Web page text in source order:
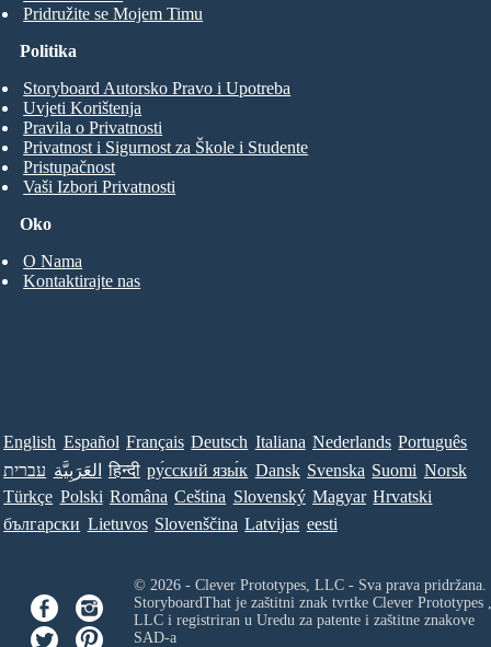
Pridružite se Mojem Timu
Oko
O Nama
Kontaktirajte nas
Politika
Storyboard Autorsko Pravo i Upotreba
Uvjeti Korištenja
Pravila o Privatnosti
Privatnost i Sigurnost za Škole i Studente
Pristupačnost
Vaši Izbori Privatnosti
English Español Français Deutsch Italiana Nederlands Português
עברית العَرَبِيَّة हिन्दी ру́сский язы́к Dansk Svenska Suomi Norsk
Türkçe Polski Româna Ceština Slovenský Magyar Hrvatski
български Lietuvos Slovenščina Latvijas eesti
© 2026 - Clever Prototypes, LLC - Sva prava pridržana.
StoryboardThat je zaštitni znak tvrtke Clever Prototypes ,
LLCi registriran u Uredu za patente i zaštitne znakove
SAD-a